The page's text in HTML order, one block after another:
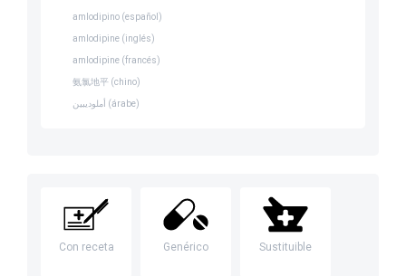
amlodipino (español)
amlodipine (inglés)
amlodipine (francés)
氨氯地平 (chino)
أملوديبين (árabe)
Con receta Genérico Sustituible